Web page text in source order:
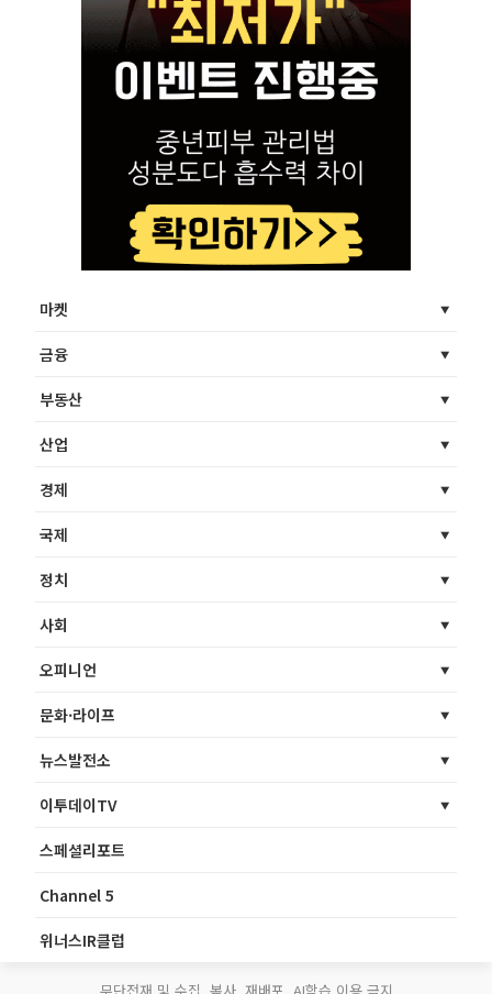
마켓
금융
부동산
산업
경제
국제
정치
사회
오피니언
문화·라이프
뉴스발전소
이투데이TV
스페셜리포트
Channel 5
위너스IR클럽
무단전재 및 수집, 복사, 재배포, AI학습 이용 금지